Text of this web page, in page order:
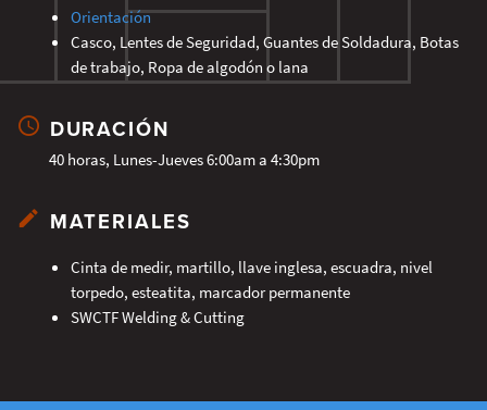
Orientación
Casco, Lentes de Seguridad, Guantes de Soldadura, Botas
de trabajo, Ropa de algodón o lana
DURACIÓN
40 horas, Lunes-Jueves 6:00am a 4:30pm
MATERIALES
Cinta de medir, martillo, llave inglesa, escuadra, nivel
torpedo, esteatita, marcador permanente
SWCTF Welding & Cutting